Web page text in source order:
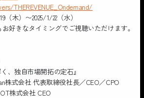
THEREVENUE_Ondemand/
（木）〜2025/1/22（水）
好きなタイミングでご視聴いただけます。
、独自市場開拓の定石』
株式会社 代表取締役社長／CEO／CPO
株式会社 CEO